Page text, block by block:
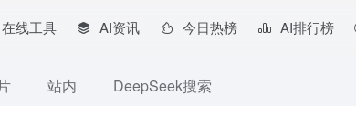
在线工具 AI资讯 今日热榜 AI排行榜
站内 DeepSeek搜索